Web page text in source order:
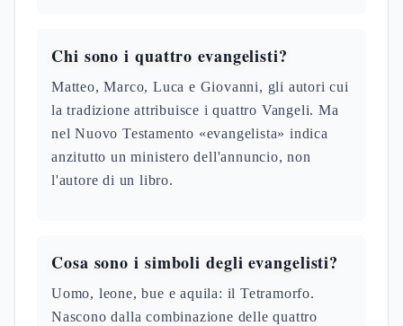
Chi sono i quattro evangelisti?
Matteo, Marco, Luca e Giovanni, gli autori cui
la tradizione attribuisce i quattro Vangeli. Ma
nel Nuovo Testamento «evangelista» indica
anzitutto un ministero dell'annuncio, non
l'autore di un libro.
Cosa sono i simboli degli evangelisti?
Uomo, leone, bue e aquila: il Tetramorfo.
Nascono dalla combinazione delle quattro